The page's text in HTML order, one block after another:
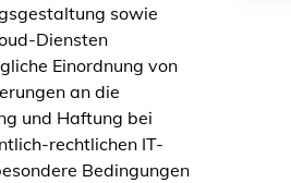
sowie
Diensten
Einordnung von
an die
und Haftung bei
rechtlichen IT-
Bedingungen